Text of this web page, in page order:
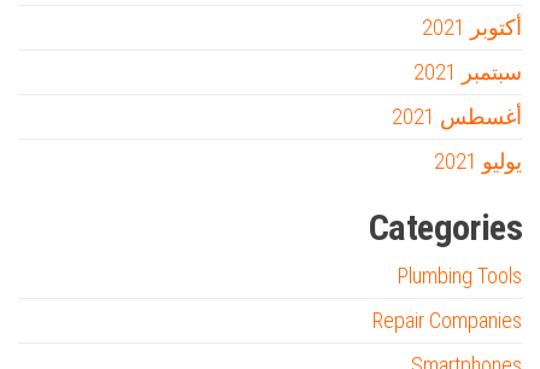
أكتوبر 2021
سبتمبر 2021
أغسطس 2021
يوليو 2021
Categories
Plumbing Tools
Repair Companies